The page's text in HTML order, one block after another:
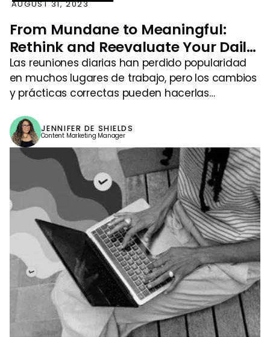
AUGUST 31, 2023
From Mundane to Meaningful:
Rethink and Reevaluate Your Daily
Standup Meeting
Las reuniones diarias han perdido popularidad
en muchos lugares de trabajo, pero los cambios
y prácticas correctas pueden hacerlas
JENNIFER DE SHIELDS
Content Marketing Manager